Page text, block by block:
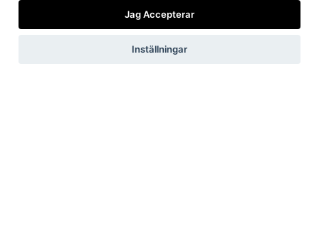
Jag Accepterar
Inställningar